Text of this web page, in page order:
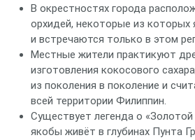
В окрестностях города
орхидей, некоторые из которых
и встречаются только в этом
Местные жители практикуют
изготовления кокосового
из поколения в поколение и
всей территории Филиппин.
Существует легенда о
якобы живёт в глубинах Пунта